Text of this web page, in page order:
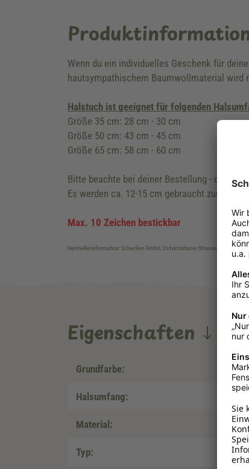
Wenn du ein individuelles Geschenk für
hautsympathischem Baumwollmaterial wird
Halstuch ist geeignet für folgenden
Größe 35 cm: 28 cm - 30 cm
Größe 50 cm: 43 cm - 45 cm
Größe 65 cm: 58 cm - 60 cm
Bitte beachte bei deiner Bestellung - die
Es werden ca. 12-15 cm gebraucht zum
Max. 10 Zeichen bestickbar
Herstellerinformation: Schecker GmbH, Ostvictorburer Strasse 109, DE-
Eigenschaften
Grundfarbe:
Halsumfang:
Material:
Typ: